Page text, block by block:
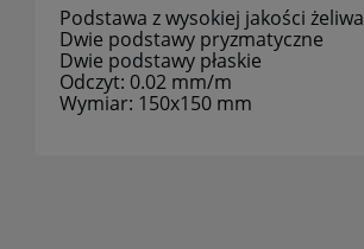
Podstawa z wysokiej jakości żeliwa
Dwie podstawy pryzmatyczne
Dwie podstawy płaskie
Odczyt: 0.02 mm/m
Wymiar: 150x150 mm